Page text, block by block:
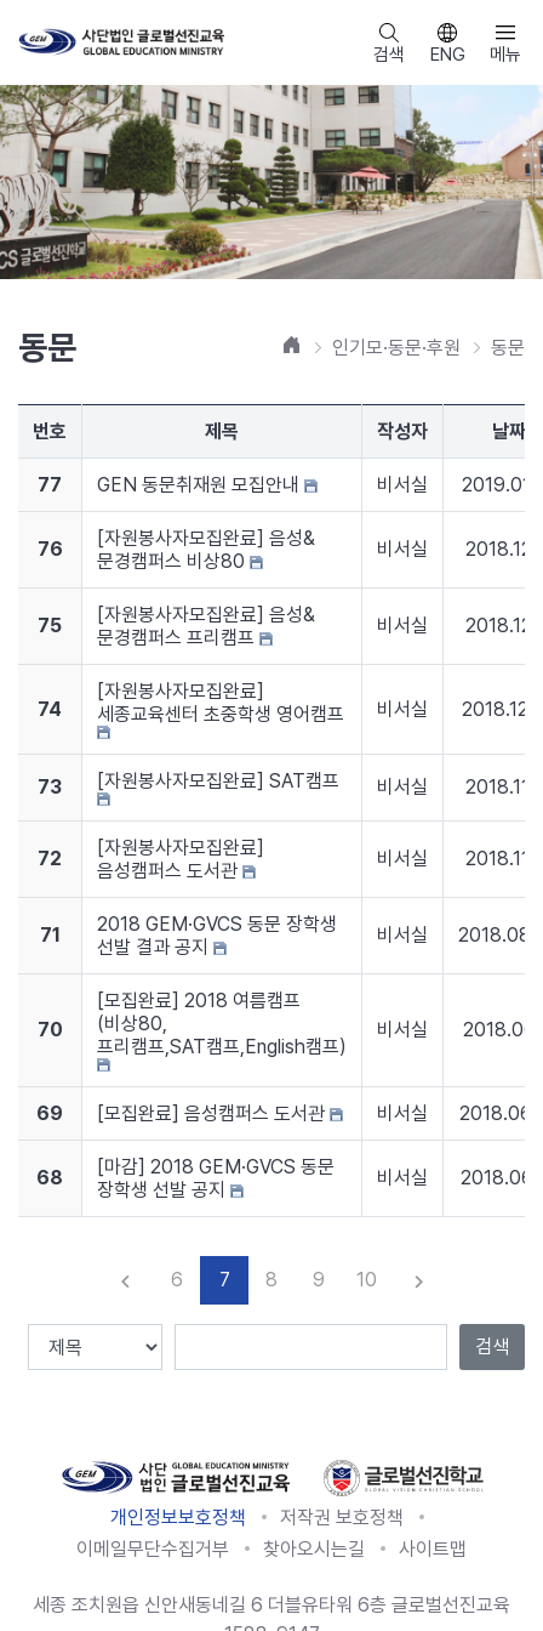
검색 ENG 메뉴
동문 홈 인기모·동문·후원 동문
번호 제목 작성자 날짜
77 GEN 동문취재원 모집안내 비서실
76
[자원봉사자모집완료] 음성&
문경캠퍼스 비상80
비서실
75
[자원봉사자모집완료] 음성&
문경캠퍼스 프리캠프
비서실
74
[자원봉사자모집완료]
세종교육센터 초중학생 영어캠프
비서실
73 [자원봉사자모집완료] SAT캠프 비서실
72
[자원봉사자모집완료]
음성캠퍼스 도서관
비서실
71
2018 GEM·GVCS 동문 장학생
선발 결과 공지
비서실
70
[모집완료] 2018 여름캠프
(비상80,
프리캠프,SAT캠프,English캠프)
비서실
69 [모집완료] 음성캠퍼스 도서관 비서실
68
[마감] 2018 GEM·GVCS 동문
장학생 선발 공지
비서실
keyboard_arrow_left이전 6 7 8 9 10 keyboard_arrow_right다음
검색
개인정보보호정책
저작권 보호정책
이메일무단수집거부
찾아오시는길 사이트맵
세종 조치원읍 신안새동네길 6 더블유타워 6층 글로벌선진교육